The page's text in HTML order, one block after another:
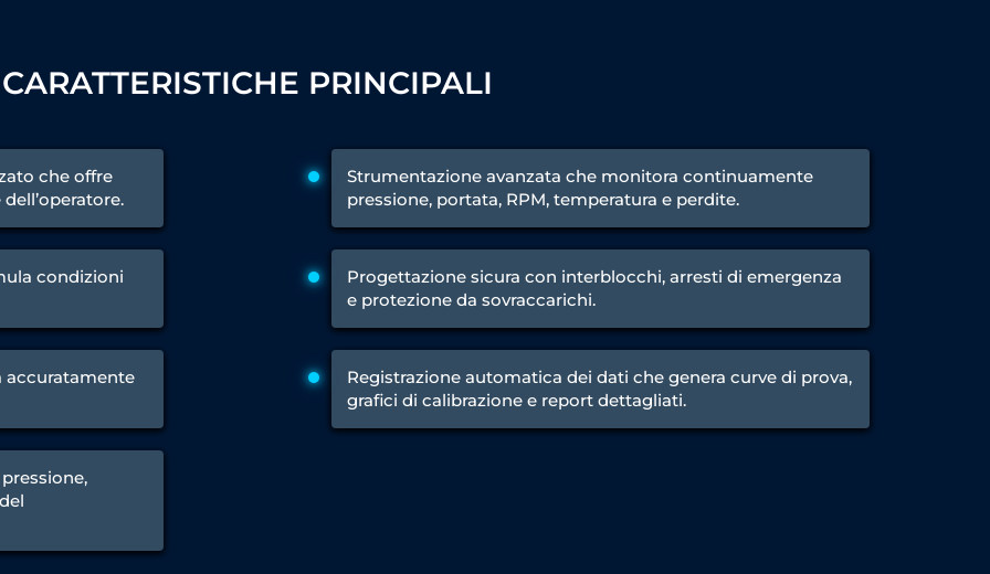
Rig
Units
CARATTERISTICHE PRINCIPALI
che offre
condizioni
accuratamente
Strumentazione avanzata che monitora continuamente
pressione, portata, RPM, temperatura e perdite.
Progettazione sicura con interblocchi, arresti di emergenza
e protezione da sovraccarichi.
Registrazione automatica dei dati che genera curve di prova,
grafici di calibrazione e report dettagliati.